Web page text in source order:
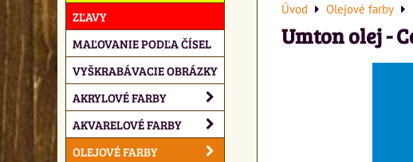
Úvod Olejové farby
Umton olej -
ZĽAVY
MAĽOVANIE PODĽA ČÍSEL
VYŠKRABÁVACIE OBRÁZKY
AKRYLOVÉ FARBY
AKVARELOVÉ FARBY
OLEJOVÉ FARBY